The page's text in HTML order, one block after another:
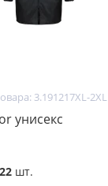
3.191217XL-2XL
унисекс
22шт.